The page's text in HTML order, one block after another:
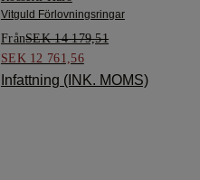
Vitguld Förlovningsringar
FrånSEK 14 179,51
SEK 12 761,56
Infattning (INK. MOMS)